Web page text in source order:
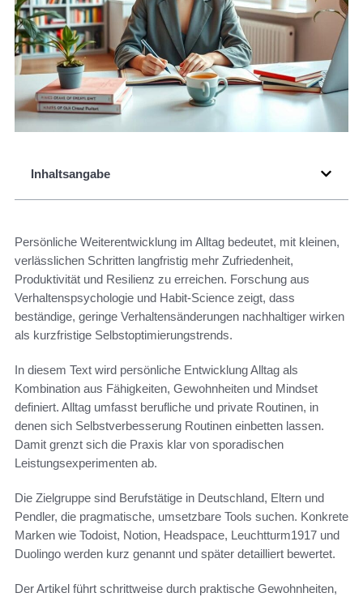
Inhaltsangabe
Persönliche Weiterentwicklung im Alltag bedeutet, mit kleinen,
verlässlichen Schritten langfristig mehr Zufriedenheit,
Produktivität und Resilienz zu erreichen. Forschung aus
Verhaltenspsychologie und Habit-Science zeigt, dass
beständige, geringe Verhaltensänderungen nachhaltiger wirken
als kurzfristige Selbstoptimierungstrends.
In diesem Text wird persönliche Entwicklung Alltag als
Kombination aus Fähigkeiten, Gewohnheiten und Mindset
definiert. Alltag umfasst berufliche und private Routinen, in
denen sich Selbstverbesserung Routinen einbetten lassen.
Damit grenzt sich die Praxis klar von sporadischen
Leistungsexperimenten ab.
Die Zielgruppe sind Berufstätige in Deutschland, Eltern und
Pendler, die pragmatische, umsetzbare Tools suchen. Konkrete
Marken wie Todoist, Notion, Headspace, Leuchtturm1917 und
Duolingo werden kurz genannt und später detailliert bewertet.
Der Artikel führt schrittweise durch praktische Gewohnheiten,